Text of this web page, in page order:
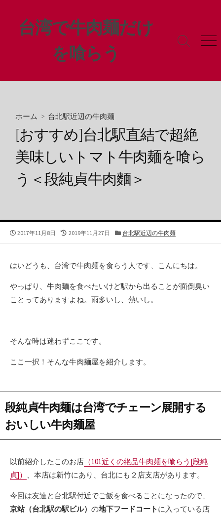
ス
台湾で牛肉麺だけ
を喰らう
検
ル
メ
ホーム > 台北駅近辺の牛肉麺
[おすすめ]台北駅直結で超絶
美味しいトマト牛肉麺を喰ら
う＜段純貞牛肉麵＞
公
2017年11月8日
最
日
2019年11月27日
カ
リ
ー
台北駅近辺の牛肉麺
はいどうも、台湾で牛肉麺を食らう人です、こんにちは。
やっぱり、牛肉麺を食べたいけど駅から出ることが面倒臭い
ことってありますよね。雨多いし、熱いし。
そんな時は迷わずここです。
ここ一択！そんな牛肉麺屋を紹介します。
段純貞牛肉麺は台湾でチェーン展開する
おいしい牛肉麺屋
以前紹介したこのお店 （101近くの絶品牛肉麺を喰らう[段純
貞]） 、本店は新竹にあり、台北にも２店支店があります。
今回は友達と台北駅付近でご飯を食べることになったので、
京站（台北駅の駅ビル） の地下フードコート に入っている店